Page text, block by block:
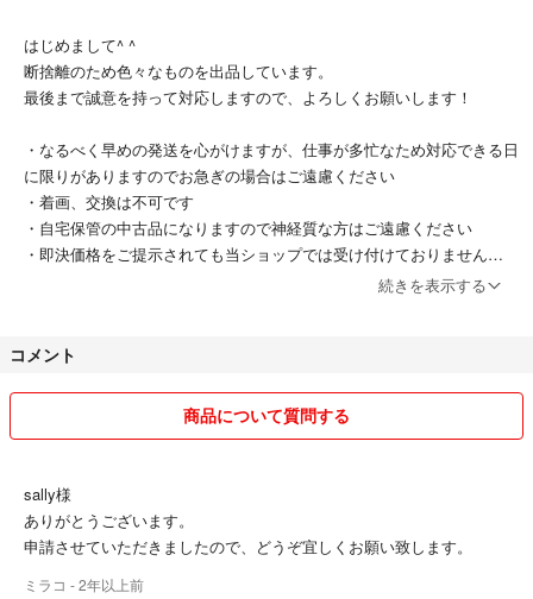
はじめまして^ ^
断捨離のため色々なものを出品しています。
最後まで誠意を持って対応しますので、よろしくお願いします！
・なるべく早めの発送を心がけますが、仕事が多忙なため対応できる日
に限りがありますのでお急ぎの場合はご遠慮ください
・着画、交換は不可です
・自宅保管の中古品になりますので神経質な方はご遠慮ください
・即決価格をご提示されても当ショップでは受け付けておりません
・普通郵便の場合は土日祝の配送がないことでお時間がかかりますので
らへ問い合わせはご遠慮お願いします
質問などありましたらお気軽にご連絡お願いします！
続きを表示する
コメント
商品について質問する
sally様
ありがとうございます。
申請させていただきましたので、どうぞ宜しくお願い致します。
ミラコ - 2年以上前